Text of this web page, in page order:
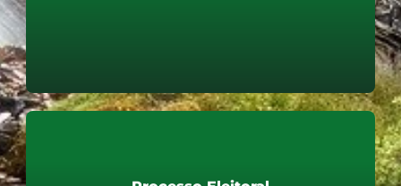
Processo Eleitoral